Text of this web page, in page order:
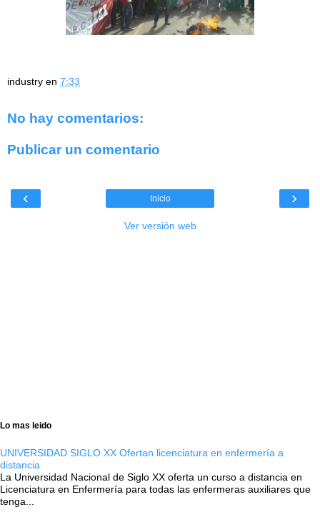
industry en 7:33
No hay comentarios:
Publicar un comentario
‹ ›
Inicio
Ver versión web
Lo mas leido
UNIVERSIDAD SIGLO XX Ofertan licenciatura en enfermería a
distancia
La Universidad Nacional de Siglo XX oferta un curso a distancia en
Licenciatura en Enfermería para todas las enfermeras auxiliares que
tenga...